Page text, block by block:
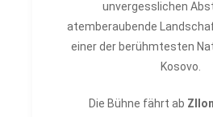
unvergesslichen
atemberaubende
einer der berühmtesten
Kosovo.
Die Bühne fährt ab